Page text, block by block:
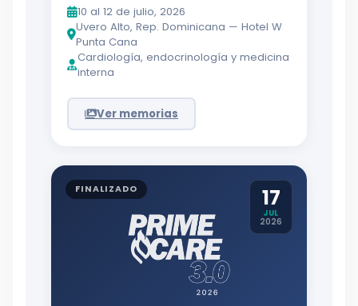
10 al 12 de julio, 2026
Uvero Alto, Rep. Dominicana — Hotel W
Punta Cana
Cardiología, endocrinología y medicina
interna
Ver memorias
FINALIZADO 17
JUL
2026